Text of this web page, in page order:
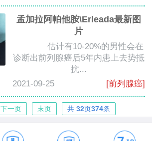
孟加拉阿帕他胺\Erleada最新图
片
估计有10-20%的男性会在
诊断出前列腺癌后5年内患上去势抵
抗...
2021-09-25
[前列腺癌]
下一页 末页 共 32页374条